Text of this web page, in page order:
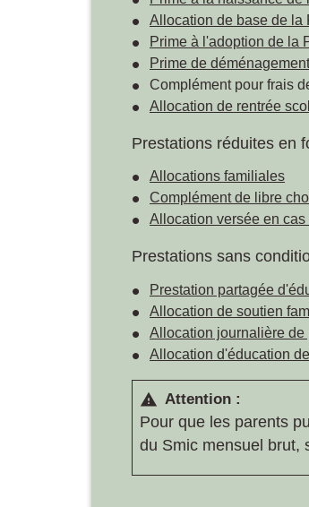
Allocation de base de la
Prime à l'adoption de la
Prime de déménagement
Complément pour frais
Allocation de rentrée
Prestations réduites en
Allocations familiales
Complément de libre
Allocation versée en
Prestations sans
Prestation partagée
Allocation de soutien
Allocation journalière
Allocation d'éducation
warning Attention :
Pour que les parents
du Smic mensuel brut,